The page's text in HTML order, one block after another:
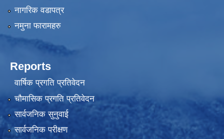
नागरिक वडापत्र
नमुना फारामहरु
Reports
वार्षिक प्रगति प्रतिवेदन
चौमासिक प्रगति प्रतिवेदन
सार्वजनिक सुनुवाई
सार्वजनिक परीक्षण